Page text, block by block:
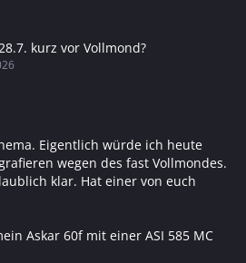
kurz vor Vollmond?
Eigentlich würde ich heute
wegen des fast Vollmondes.
klar. Hat einer von euch
Askar 60f mit einer ASI 585 MC